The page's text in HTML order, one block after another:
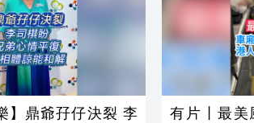
】鼎爺孖仔決裂 李
有片丨最美